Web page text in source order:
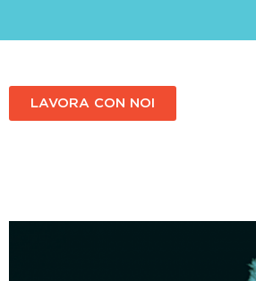
LAVORA CON NOI